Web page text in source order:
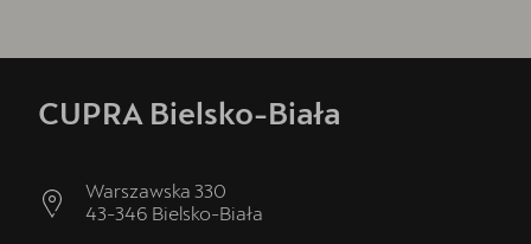
CUPRA Bielsko-Biała
Warszawska 330
43-346 Bielsko-Biała